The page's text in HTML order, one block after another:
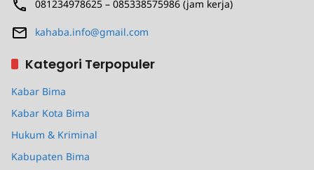
081234978625 – 085338575986 (jam kerja)
kahaba.info@gmail.com
Kategori Terpopuler
Kabar Bima
Kabar Kota Bima
Hukum & Kriminal
Kabupaten Bima